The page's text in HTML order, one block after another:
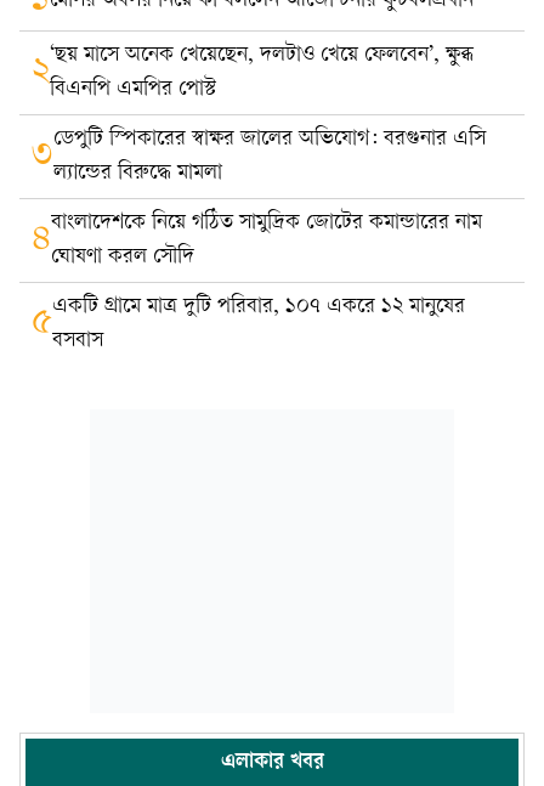
২‘ছয় মাসে অনেক খেয়েছেন, দলটাও খেয়ে ফেলবেন’, ক্ষুব্ধ
বিএনপি এমপির পোস্ট
৩ডেপুটি স্পিকারের স্বাক্ষর জালের অভিযোগ: বরগুনার এসি
ল্যান্ডের বিরুদ্ধে মামলা
৪বাংলাদেশকে নিয়ে গঠিত সামুদ্রিক জোটের কমান্ডারের নাম
ঘোষণা করল সৌদি
৫একটি গ্রামে মাত্র দুটি পরিবার, ১০৭ একরে ১২ মানুষের
বসবাস
এলাকার খবর